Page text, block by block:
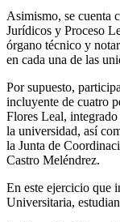
Asimismo, se cuenta
Jurídicos y Proceso
órgano técnico y
en cada una de las
Por supuesto,
incluyente de cuatro
Flores Leal,
la universidad, así
la Junta de
Castro Meléndrez.
En este ejercicio que
Universitaria,